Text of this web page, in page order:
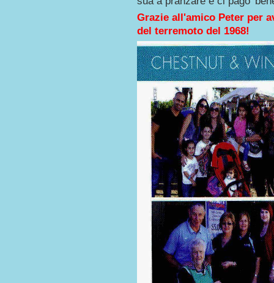
Grazie all'amico Peter per
del terremoto del 1968!